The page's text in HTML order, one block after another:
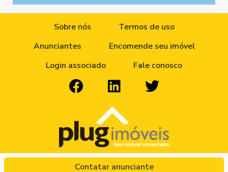
Contatar anunciante
Sobre nós
Termos de uso
Anunciantes
Encomende seu imóvel
Login associado
Fale conosco
Plugimóveis e Condodata Sistemas Ltda